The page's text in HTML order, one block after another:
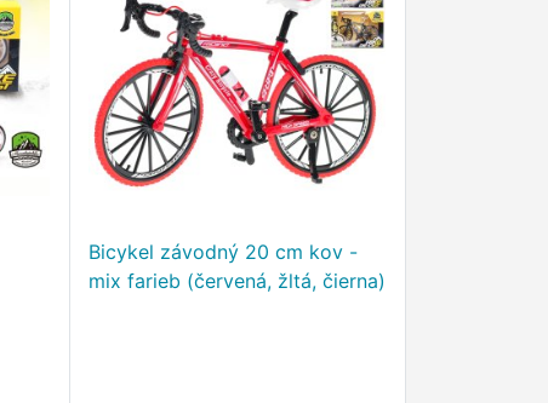
Bicykel závodný 20 cm kov -
mix farieb (červená, žltá, čierna)